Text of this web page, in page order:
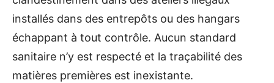
installés dans des entrepôts ou des hangars
échappant à tout contrôle. Aucun standard
sanitaire n’y est respecté et la traçabilité des
matières premières est inexistante.